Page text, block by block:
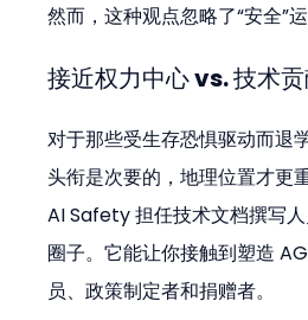
然而，这种观点忽略了“安全”
接近权力中心 vs. 技术
对于那些受生存恐惧驱动而退
头衔是次要的，地理位置才
AI Safety 担任技术文档撰写
圈子。它能让你接触到塑造
员、政策制定者和捐赠者。